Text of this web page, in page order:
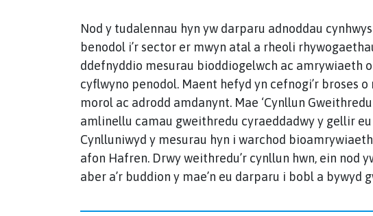
Nod y tudalennau hyn yw darparu adnoddau
benodol i’r sector er mwyn atal a rheoli
ddefnyddio mesurau bioddiogelwch ac amrywiaeth
cyflwyno penodol. Maent hefyd yn cefnogi’r broses
morol ac adrodd amdanynt. Mae ‘Cynllun
amlinellu camau gweithredu cyraeddadwy y gellir
Cynlluniwyd y mesurau hyn i warchod
afon Hafren. Drwy weithredu’r cynllun hwn, ein nod
aber a’r buddion y mae’n eu darparu i bobl a bywyd